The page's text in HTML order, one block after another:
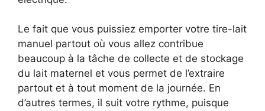
Le fait que vous puissiez emporter votre tire-lait
manuel partout où vous allez contribue
beaucoup à la tâche de collecte et de stockage
du lait maternel et vous permet de l’extraire
partout et à tout moment de la journée. En
d’autres termes, il suit votre rythme, puisque